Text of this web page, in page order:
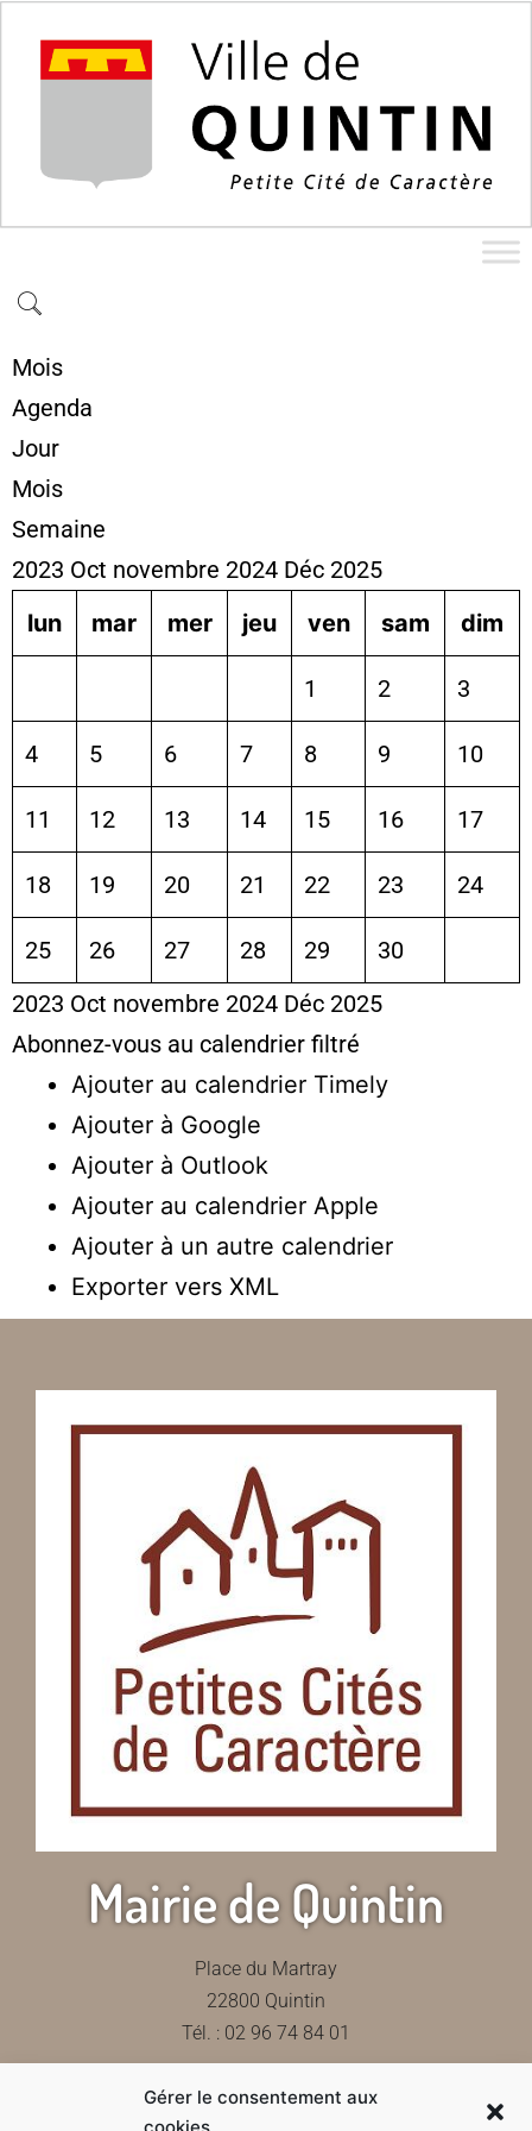
Gérer le consentement aux
Mois
Agenda
Jour
Mois
Semaine
2023 Oct novembre 2024 Déc 2025
lun
mar mer jeu ven sam dim
1 2 3
4 5 6 7 8 9 10
11 12 13 14 15 16 17
18 19 20 21 22 23 24
25 26 27 28 29
30
2023 Oct novembre 2024 Déc 2025
Abonnez-vous au calendrier filtré
Ajouter au calendrier Timely
Ajouter à Google
Ajouter à Outlook
Ajouter au calendrier Apple
Ajouter à un autre calendrier
Exporter vers XML
Mairie de Quintin
Place du Martray
22800 Quintin
Tél. : 02 96 74 84 01
Contactez-nous